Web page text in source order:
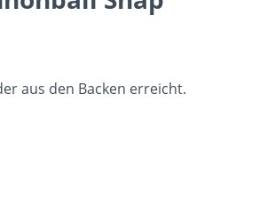
aus den Backen erreicht.